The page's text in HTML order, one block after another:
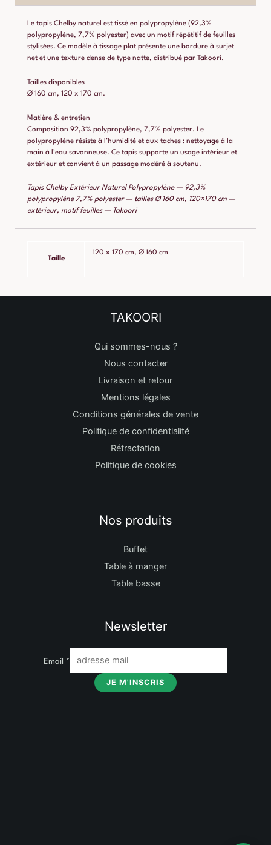
Le tapis Chelby naturel est tissé en polypropylène (92,3%
polypropylène, 7,7% polyester) avec un motif répétitif de feuilles
stylisées. Ce modèle à tissage plat présente une bordure à surjet
net et une texture dense de type natte, distribué par Takoori.
Tailles disponibles
Ø 160 cm, 120 x 170 cm.
Matière & entretien
Composition 92,3% polypropylène, 7,7% polyester. Le
polypropylène résiste à l’humidité et aux taches : nettoyage à la
main à l’eau savonneuse. Ce tapis supporte un usage intérieur et
extérieur et convient à un passage modéré à soutenu.
Tapis Chelby Extérieur Naturel Polypropylène — 92,3%
polypropylène 7,7% polyester — tailles Ø 160 cm, 120×170 cm —
extérieur, motif feuilles — Takoori
Taille
120 x 170 cm, Ø 160 cm
TAKOORI
Qui sommes-nous ?
Nous contacter
Livraison et retour
Mentions légales
Conditions générales de vente
Politique de confidentialité
Rétractation
Politique de cookies
Nos produits
Buffet
Table à manger
Table basse
Newsletter
Email *
JE M'INSCRIS